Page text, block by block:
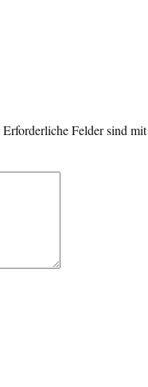
Erforderliche Felder sind mit